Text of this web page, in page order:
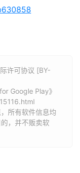
许可协议 [BY-
Google Play》
所有软件信息均
，并不贩卖软